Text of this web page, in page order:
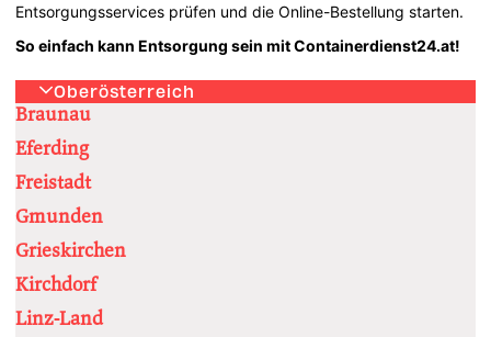
Entsorgungsservices prüfen und die Online-Bestellung starten.
So einfach kann Entsorgung sein mit Containerdienst24.at!
Oberösterreich
Braunau
Eferding
Freistadt
Gmunden
Grieskirchen
Kirchdorf
Linz-Land